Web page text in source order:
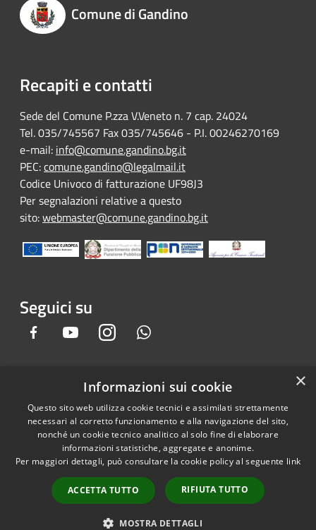
Comune di Gandino
Recapiti e contatti
Sede del Comune P.zza V.Veneto n. 7 cap. 24024
Tel. 035/745567 Fax 035/745646 - P.I. 00246270169
e-mail: info@comune.gandino.bg.it
PEC:comune.gandino@legalmail.it
Codice Univoco di fatturazione UF98J3
Per segnalazioni relative a questo
sito:webmaster@comune.gandino.bg.it
Seguici su
Facebook YoutubeInstagram
Accessibilità
Privacy
Mappa del sito
Dichiarazione e Feedback
accessibilità sito e app
Gandino • Powered by
Municipium•Accesso
redazione
×
Informazioni sui cookie
Questo sito web utilizza cookie tecnici e assimilati strettamente
necessari al corretto funzionamento e alla navigazione del sito,
nonché un cookie tecnico analitico al solo fine di elaborare
informazioni statistiche, aggregate e anonime.
Per maggiori dettagli, può consultare la cookie policy al seguente link
ACCETTA TUTTO RIFIUTA TUTTO
MOSTRA DETTAGLI